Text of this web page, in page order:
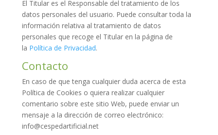
El Titular es el Responsable del tratamiento de los
datos personales del usuario. Puede consultar toda la
información relativa al tratamiento de datos
personales que recoge el Titular en la página de
la Política de Privacidad.
Contacto
En caso de que tenga cualquier duda acerca de esta
Política de Cookies o quiera realizar cualquier
comentario sobre este sitio Web, puede enviar un
mensaje a la dirección de correo electrónico:
info@cespedartificial.net